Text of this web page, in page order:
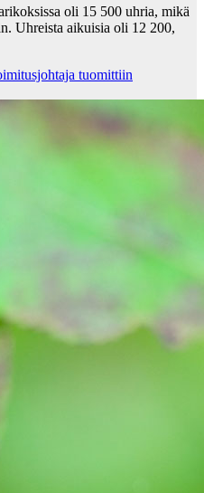
oli 15 500 uhria, mikä
Uhreista aikuisia oli 12 200,
tuomittiin